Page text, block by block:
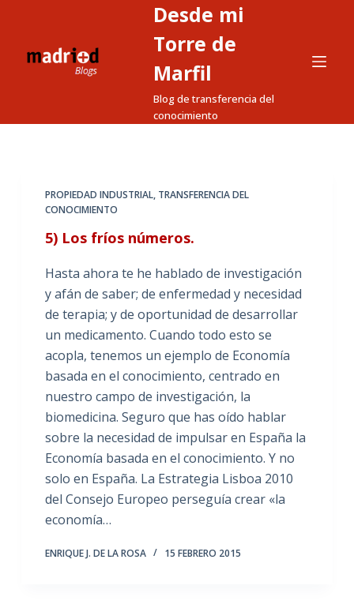
r
Desde mi
Torre de
Marfil
Blog de transferencia del
conocimiento
PROPIEDAD INDUSTRIAL, TRANSFERENCIA DEL
CONOCIMIENTO
5) Los fríos números.
Hasta ahora te he hablado de investigación
y afán de saber; de enfermedad y necesidad
de terapia; y de oportunidad de desarrollar
un medicamento. Cuando todo esto se
acopla, tenemos un ejemplo de Economía
basada en el conocimiento, centrado en
nuestro campo de investigación, la
biomedicina. Seguro que has oído hablar
sobre la necesidad de impulsar en España la
Economía basada en el conocimiento. Y no
solo en España. La Estrategia Lisboa 2010
del Consejo Europeo perseguía crear «la
economía…
ENRIQUE J. DE LA ROSA 15 FEBRERO 2015